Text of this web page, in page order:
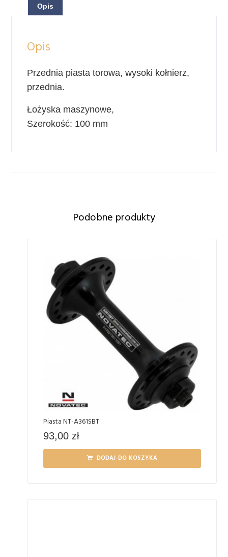
Opis
Opis
Przednia piasta torowa, wysoki kołnierz,
przednia.
Łożyska maszynowe,
Szerokość: 100 mm
Podobne produkty
Piasta NT-A361SBT
93,00 zł
DODAJ DO KOSZYKA